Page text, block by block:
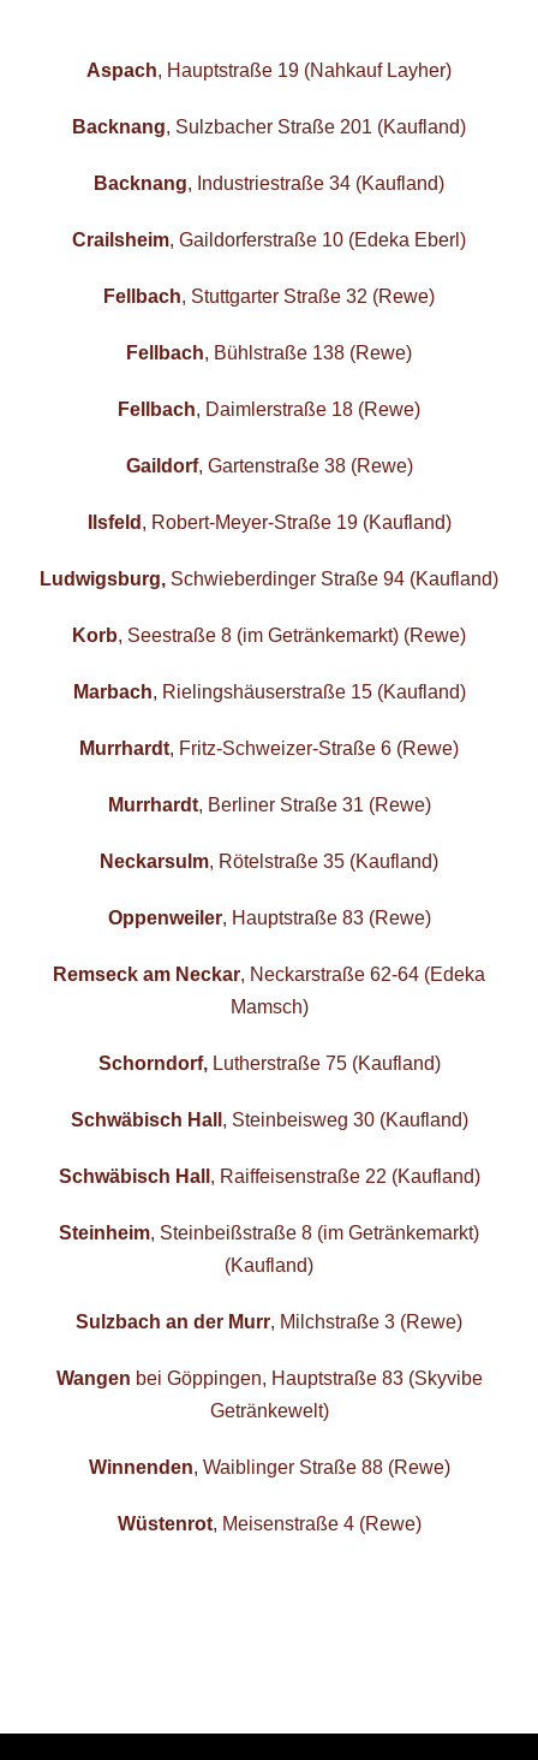
Aspach, Hauptstraße 19 (Nahkauf Layher)
Backnang, Sulzbacher Straße 201 (Kaufland)
Backnang, Industriestraße 34 (Kaufland)
Crailsheim, Gaildorferstraße 10 (Edeka Eberl)
Fellbach, Stuttgarter Straße 32 (Rewe)
Fellbach, Bühlstraße 138 (Rewe)
Fellbach, Daimlerstraße 18 (Rewe)
Gaildorf, Gartenstraße 38 (Rewe)
Ilsfeld , Robert-Meyer-Straße 19 (Kaufland)
Ludwigsburg, Schwieberdinger Straße 94 (Kaufland)
Korb, Seestraße 8 (im Getränkemarkt) (Rewe)
Marbach, Rielingshäuserstraße 15 (Kaufland)
Murrhardt, Fritz-Schweizer-Straße 6 (Rewe)
Murrhardt, Berliner Straße 31 (Rewe)
Neckarsulm, Rötelstraße 35 (Kaufland)
Oppenweiler, Hauptstraße 83 (Rewe)
Remseck am Neckar, Neckarstraße 62-64 (Edeka
Mamsch)
Schorndorf, Lutherstraße 75 (Kaufland)
Schwäbisch Hall , Steinbeisweg 30 (Kaufland)
Schwäbisch Hall , Raiffeisenstraße 22 (Kaufland)
Steinheim, Steinbeißstraße 8 (im Getränkemarkt)
(Kaufland)
Sulzbach an der Murr, Milchstraße 3 (Rewe)
Wangen bei Göppingen, Hauptstraße 83 (Skyvibe
Getränkewelt)
Winnenden, Waiblinger Straße 88 (Rewe)
Wüstenrot, Meisenstraße 4 (Rewe)